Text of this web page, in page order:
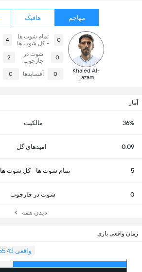
مهاجم هافبک
Khaled Al-
Lazam
0
تمام شوت ها
- کل شوت ها
4
0
شوت در
چارچوب
2
0 آفسایدها 0
آمار
36% مالکیت
0.09 امیدهای گل
5 تمام شوت ها - کل شوت ها
0 شوت در چارچوب
دیدن همه
زمان واقعی بازی
واقعی 55:43